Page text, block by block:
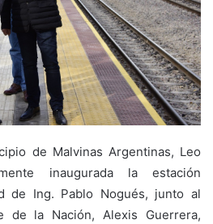
de Malvinas Argentinas, Leo
inaugurada la estación
de Ing. Pablo Nogués, junto al
de la Nación, Alexis Guerrera,